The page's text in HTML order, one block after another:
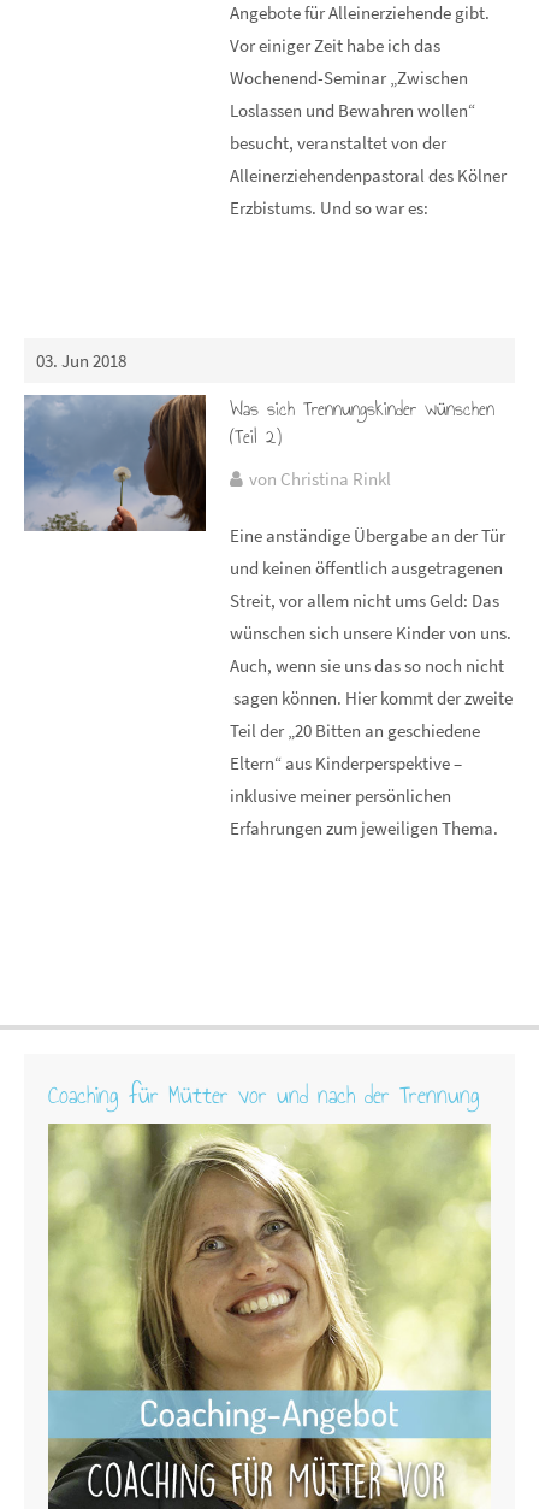
Angebote für Alleinerziehende gibt.
Vor einiger Zeit habe ich das
Wochenend-Seminar „Zwischen
Loslassen und Bewahren wollen“
besucht, veranstaltet von der
Alleinerziehendenpastoral des Kölner
Erzbistums. Und so war es:
03. Jun 2018
Was sich Trennungskinder wünschen
(Teil 2)
von Christina Rinkl
Eine anständige Übergabe an der Tür
und keinen öffentlich ausgetragenen
Streit, vor allem nicht ums Geld: Das
wünschen sich unsere Kinder von uns.
Auch, wenn sie uns das so noch nicht
sagen können. Hier kommt der zweite
Teil der „20 Bitten an geschiedene
Eltern“ aus Kinderperspektive –
inklusive meiner persönlichen
Erfahrungen zum jeweiligen Thema.
Coaching für Mütter vor und nach der Trennung